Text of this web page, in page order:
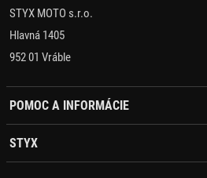
STYX MOTO s.r.o.
Hlavná 1405
952 01 Vráble
POMOC A INFORMÁCIE
STYX